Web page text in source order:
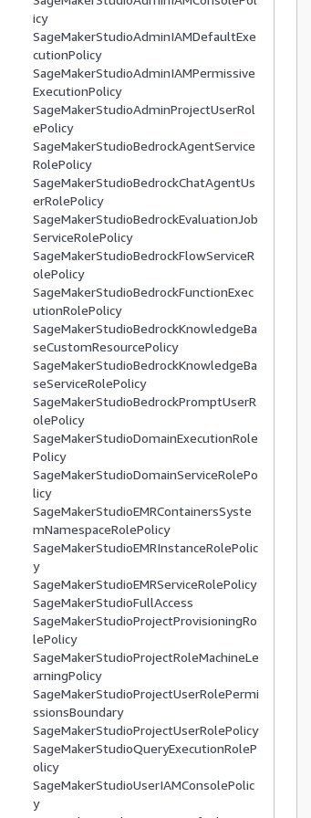
icy
SageMakerStudioAdminIAMDefaultExe
cutionPolicy
SageMakerStudioAdminIAMPermissive
ExecutionPolicy
SageMakerStudioAdminProjectUserRol
ePolicy
SageMakerStudioBedrockAgentService
RolePolicy
SageMakerStudioBedrockChatAgentUs
erRolePolicy
SageMakerStudioBedrockEvaluationJob
ServiceRolePolicy
SageMakerStudioBedrockFlowServiceR
olePolicy
SageMakerStudioBedrockFunctionExec
utionRolePolicy
SageMakerStudioBedrockKnowledgeBa
seCustomResourcePolicy
SageMakerStudioBedrockKnowledgeBa
seServiceRolePolicy
SageMakerStudioBedrockPromptUserR
olePolicy
SageMakerStudioDomainExecutionRole
Policy
SageMakerStudioDomainServiceRolePo
licy
SageMakerStudioEMRContainersSyste
mNamespaceRolePolicy
SageMakerStudioEMRInstanceRolePolic
y
SageMakerStudioEMRServiceRolePolicy
SageMakerStudioFullAccess
SageMakerStudioProjectProvisioningRo
lePolicy
SageMakerStudioProjectRoleMachineLe
arningPolicy
SageMakerStudioProjectUserRolePermi
ssionsBoundary
SageMakerStudioProjectUserRolePolicy
SageMakerStudioQueryExecutionRoleP
olicy
SageMakerStudioUserIAMConsolePolic
y